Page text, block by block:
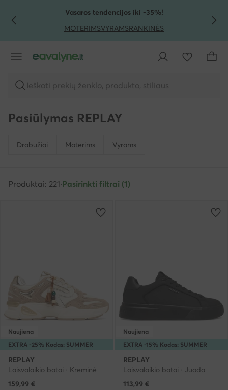
PEREITI PRIE PAGRINDINIO TURINIO
PEREITI Į PAIEŠKĄVasaros tendencijos iki -35%!
MOTERIMSVYRAMSRANKINĖS
Ieškoti prekių ženklo, produkto, stiliaus
Pasiūlymas REPLAY
Drabužiai Moterims Vyrams
Produktai: 221·Pasirinkti filtrai (1)
EXTRA -25% Kodas: SUMMER
Naujiena
REPLAY
Laisvalaikio batai · Kreminė
159,99 €
EXTRA -15% Kodas: SUMMER
Naujiena
REPLAY
Laisvalaikio batai · Juoda
113,99 €